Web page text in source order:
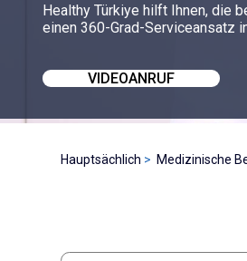
Healthy Türkiye hilft Ihnen, die
einen 360-Grad-Serviceansatz
VIDEOANRUF
Hauptsächlich Medizinische